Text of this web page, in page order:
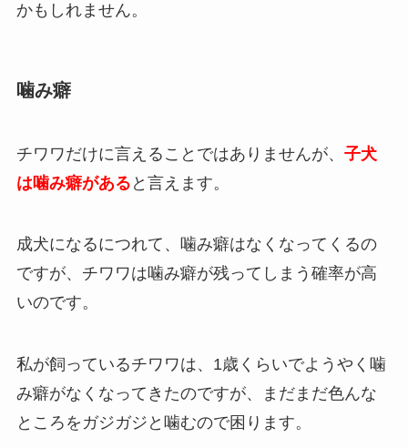
かもしれません。
噛み癖
チワワだけに言えることではありませんが、 子犬
は噛み癖がある と言えます。
成犬になるにつれて、噛み癖はなくなってくるの
ですが、チワワは噛み癖が残ってしまう確率が高
いのです。
私が飼っているチワワは、1歳くらいでようやく噛
み癖がなくなってきたのですが、
まだまだ色んな
ところをガジガジと噛むので困ります。